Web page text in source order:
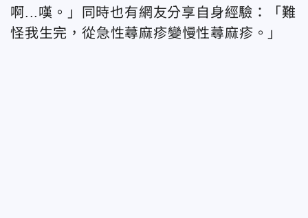
啊...嘆。」同時也有網友分享自身經驗：「難
怪我生完，從急性蕁麻疹變慢性蕁麻疹。」